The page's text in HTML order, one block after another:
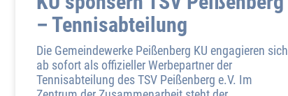
– Tennisabteilung
Die Gemeindewerke Peißenberg KU engagieren sich
ab sofort als offizieller Werbepartner der
Tennisabteilung des TSV Peißenberg e.V. Im